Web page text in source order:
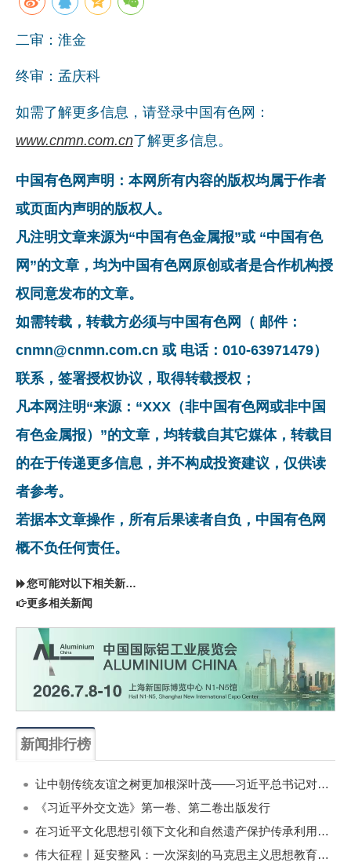
《资源再生》杂志
行情报价
数字报
二审：淮金
终审：孟庆科
如需了解更多信息，请登录中国有色网：
www.cnmn.com.cn了解更多信息。
中国有色网声明：本网所有内容的版权均属于作者
或页面内声明的版权人。
凡注明文章来源为“中国有色金属报”或 “中国有色
网”的文章，均为中国有色网原创或者是合作机构授
权同意发布的文章。
如需转载，转载方必须与中国有色网（ 邮件：
cnmn@cnmn.com.cn 或 电话：010-63971479）
联系，签署授权协议，取得转载授权；
凡本网注明“来源：“XXX（非中国有色网或非中国
有色金属报）”的文章，均转载自其它媒体，转载目
的在于传递更多信息，并不构成投资建议，仅供读
者参考。
若据本文章操作，所有后果读者自负，中国有色网
概不负任何责任。
您可能对以下相关新闻同样感兴趣
更多相关新闻
新闻排行榜
让中朝传统友谊之树更加根深叶茂——习近平总书记对朝鲜进行国事访问纪实
《习近平外交文选》第一卷、第二卷出版发行
在习近平文化思想引领下文化和自然遗产保护传承利用工作开创新局面
伟大征程丨延安整风：一次深刻的马克思主义思想教育运动